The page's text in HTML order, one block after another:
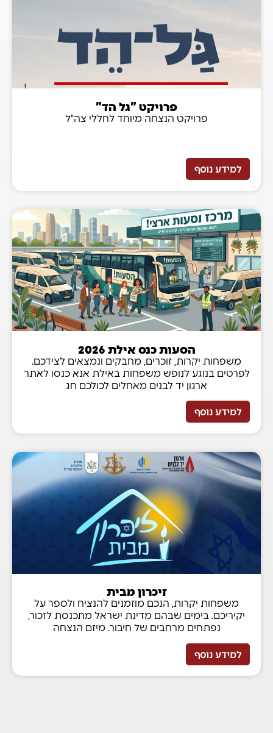
פרויקט "גל הד"
פרויקט הנצחה מיוחד לחללי צה"ל
למידע נוסף
הסעות כנס אילת 2026
משפחות יקרות, זוכרים, מחבקים ונמצאים לצידכם.
לפרטים בנוגע לנופש משפחות באילת אנא כנסו לאתר
ארגון יד לבנים מאחלים לכולכם חג
למידע נוסף
זיכרון מבית
משפחות יקרות, הנכם מוזמנים להנציח ולספר על
יקיריכם. בימים שבהם מדינת ישראל מתכנסת לזכור,
נפתחים מרחבים של חיבור. מיזם הנצחה
למידע נוסף